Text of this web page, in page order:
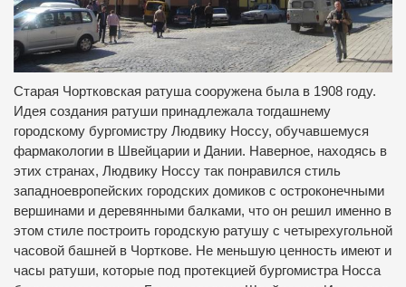
Старая Чортковская ратуша сооружена была в 1908 году.
Идея создания ратуши принадлежала тогдашнему
городскому бургомистру Людвику Носсу, обучавшемуся
фармакологии в Швейцарии и Дании. Наверное, находясь в
этих странах, Людвику Носсу так понравился стиль
западноевропейских городских домиков с остроконечными
вершинами и деревянными балками, что он решил именно в
этом стиле построить городскую ратушу с четырехугольной
часовой башней в Чорткове. Не меньшую ценность имеют и
часы ратуши, которые под протекцией бургомистра Носса